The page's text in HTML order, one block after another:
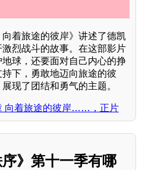
着旅途的彼岸》讲述了德凯
烈战斗的故事。在这部影片
球，还要面对自己内心的挣
下，勇敢地迈向旅途的彼
现了团结和勇气的主题。
向着旅途的彼岸……，正片
》第十一季有哪